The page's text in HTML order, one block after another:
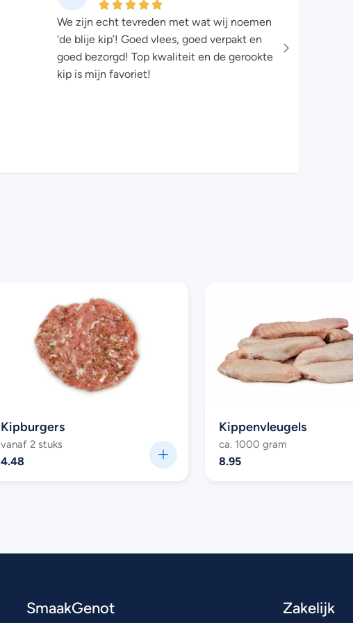
We zijn echt tevreden met wat wij noemen
‘de blije kip’! Goed vlees, goed verpakt en
goed bezorgd! Top kwaliteit en de gerookte
kip is mijn favoriet!
Kipburgers
vanaf 2 stuks
4.48
Kippenvleugels
ca. 1000 gram
8.95
SmaakGenot Zakelijk